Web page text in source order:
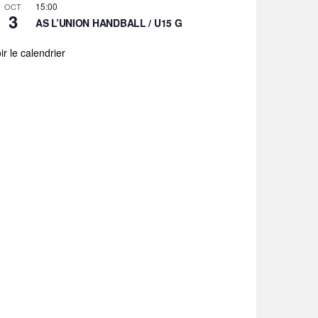
OCT
3
15:00
AS L’UNION HANDBALL / U15 G
le calendrier